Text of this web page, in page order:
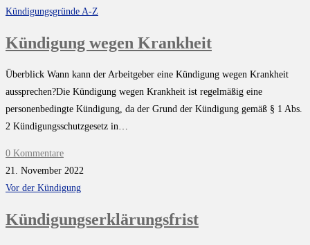
Kündigungsgründe A-Z
Kündigung wegen Krankheit
Überblick Wann kann der Arbeitgeber eine Kündigung wegen Krankheit
aussprechen?Die Kündigung wegen Krankheit ist regelmäßig eine
personenbedingte Kündigung, da der Grund der Kündigung gemäß § 1 Abs.
2 Kündigungsschutzgesetz in…
0 Kommentare
21. November 2022
Vor der Kündigung
Kündigungserklärungsfrist